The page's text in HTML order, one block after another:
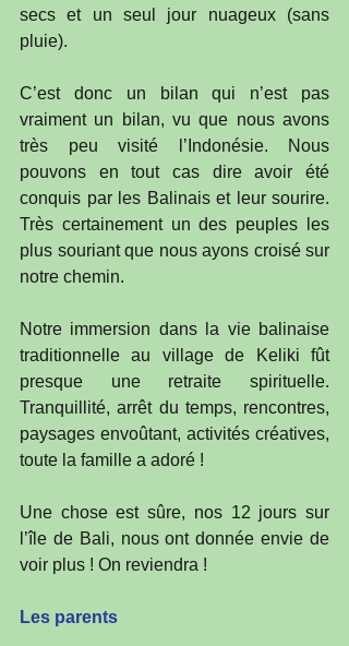
secs et un seul jour nuageux (sans
pluie).
C’est donc un bilan qui n’est pas
vraiment un bilan, vu que nous avons
très peu visité l’Indonésie. Nous
pouvons en tout cas dire avoir été
conquis par les Balinais et leur sourire.
Très certainement un des peuples les
plus souriant que nous ayons croisé sur
notre chemin.
Notre immersion dans la vie balinaise
traditionnelle au village de Keliki fût
presque une retraite spirituelle.
Tranquillité, arrêt du temps, rencontres,
paysages envoûtant, activités créatives,
toute la famille a adoré !
Une chose est sûre, nos 12 jours sur
l’île de Bali, nous ont donnée envie de
voir plus ! On reviendra !
Les parents